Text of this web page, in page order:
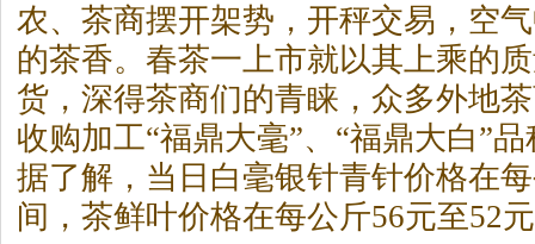
农、茶商摆开架势，开秤交易，空
的茶香。春茶一上市就以其上乘的
货，深得茶商们的青睐，众多外地
收购加工“福鼎大毫”、“福鼎大白”
据了解，当日白毫银针青针价格在
间，茶鲜叶价格在每公斤56元至52